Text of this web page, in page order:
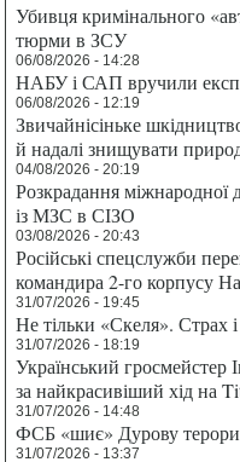
Убивця кримінального
тюрми в ЗСУ
06/08/2026 - 14:28
НАБУ і САП вручили
06/08/2026 - 12:19
Звичайнісіньке
й надалі знищувати
04/08/2026 - 20:19
Розкрадання міжнародної
із МЗС в СІЗО
03/08/2026 - 20:43
Російські спецслужби
командира 2-го корпусу
31/07/2026 - 19:45
Не тільки «Скеля».
31/07/2026 - 18:19
Український гросмейстер
за найкрасивіший хід на
31/07/2026 - 14:48
ФСБ «шиє» Дурову
31/07/2026 - 13:37